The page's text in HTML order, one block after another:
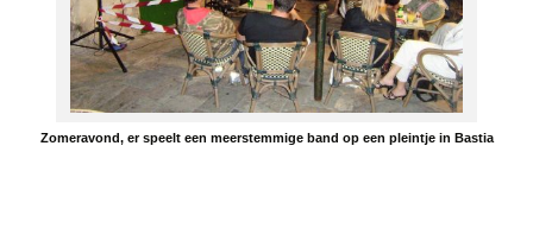
Zomeravond, er speelt een meerstemmige band op een pleintje in Bastia